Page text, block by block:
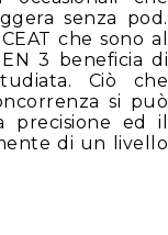
senza pod.
che sono al
3 beneficia di
Ciò che
si può
precisione ed il
di un livello